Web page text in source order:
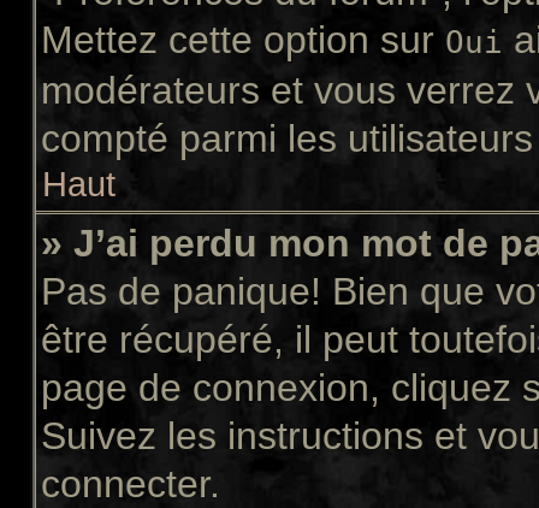
Mettez cette option sur Oui
modérateurs et vous verrez
compté parmi les
Haut
» J’ai perdu mon mot de
Pas de panique! Bien que
être récupéré, il peut
page de connexion, cliquez
Suivez les instructions et
connecter.